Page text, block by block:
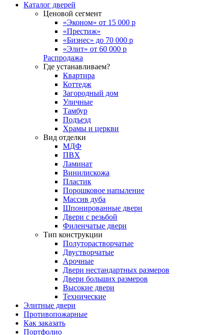
Каталог дверей
Ценовой сегмент
«Эконом» от 15 000 р
«Престиж»
«Бизнес» до 70 000 р
«Элит» от 60 000 р
Распродажа
Где устанавливаем?
Квартира
Коттедж
Загородный дом
Уличные
Тамбур
Подъезд
Храмы и церкви
Вид отделки
МДФ
ПВХ
Ламинат
Винилискожа
Пластик
Порошковое напыление
Массив дуба
Шпонированные двери
Двери с резьбой
Филенчатые двери
Тип конструкции
Полуторастворчатые
Двустворчатые
Арочные
Двери нестандартных размеров
Двери больших размеров
Высокие двери
Технические
Элитные двери
Противопожарные
Как заказать
Портфолио